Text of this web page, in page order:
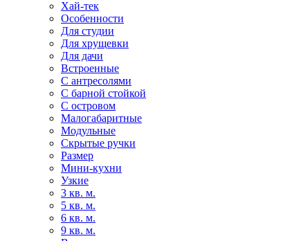
Хай-тек
Особенности
Для студии
Для хрущевки
Для дачи
Встроенные
С антресолями
С барной стойкой
С островом
Малогабаритные
Модульные
Скрытые ручки
Размер
Мини-кухни
Узкие
3 кв. м.
5 кв. м.
6 кв. м.
9 кв. м.